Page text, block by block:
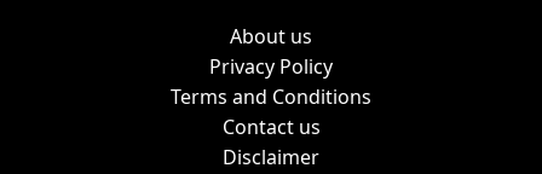
About us
Privacy Policy
Terms and Conditions
Contact us
Disclaimer